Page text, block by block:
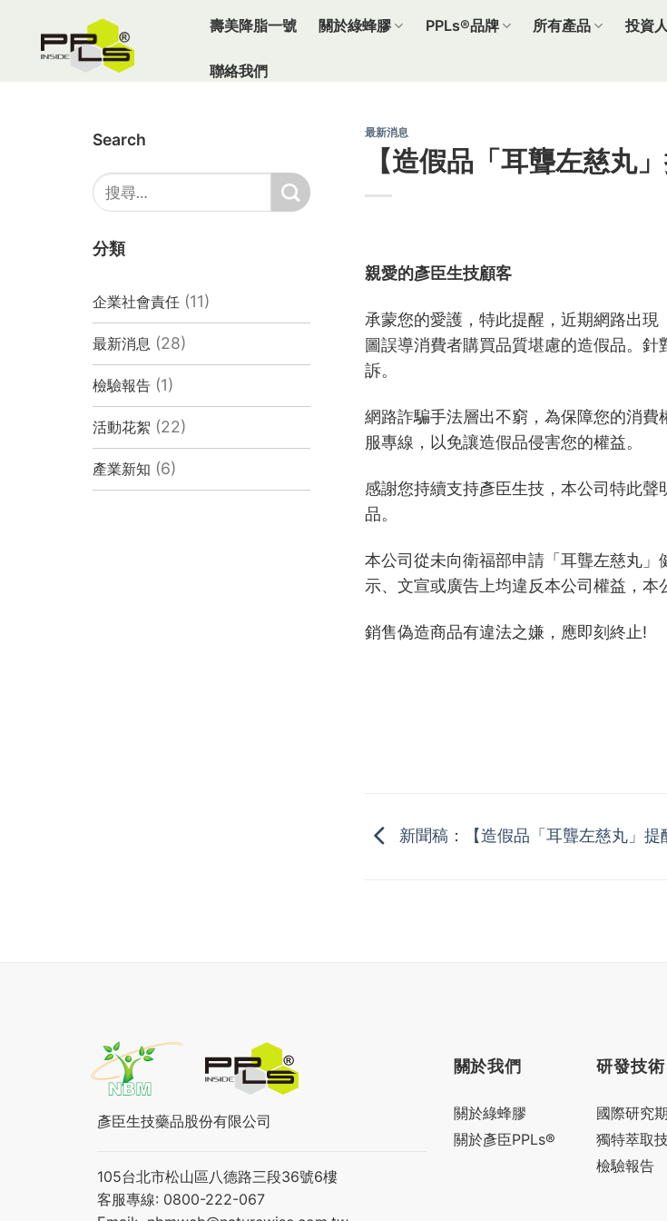
content
壽美降脂一號 關於綠蜂膠 PPLs®品牌 所有產品 投資
聯絡我們
Search
分類
企業社會責任 (11)
最新消息 (28)
檢驗報告 (1)
活動花絮 (22)
產業新知 (6)
最新消息
【造假品「耳聾左慈丸」
親愛的彥臣生技顧客
承蒙您的愛護，特此提醒，近期網路出
圖誤導消費者購買品質堪慮的造假品。
訴。
網路詐騙手法層出不窮，為保障您的消
服專線，以免讓造假品侵害您的權益。
感謝您持續支持彥臣生技，本公司特此
品。
本公司從未向衛福部申請「耳聾左慈丸
示、文宣或廣告上均違反本公司權益，本
銷售偽造商品有違法之嫌，應即刻終止!
新聞稿：【造假品「耳聾左慈丸」提
彥臣生技藥品股份有限公司
105台北市松山區八德路三段36號6樓
客服專線: 0800-222-067
關於我們
關於綠蜂膠
關於彥臣PPLs®
研發技術
國際研究
獨特萃取
檢驗報告